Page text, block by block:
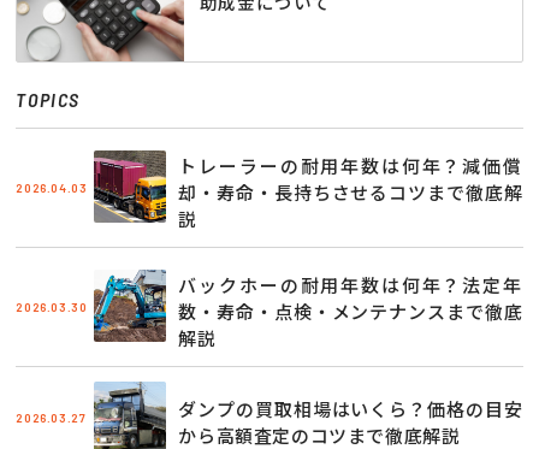
TOPICS
2026.04.03
トレーラーの耐用年数は何年？減価償
却・寿命・長持ちさせるコツまで徹底解
説
2026.03.30
バックホーの耐用年数は何年？法定年
数・寿命・点検・メンテナンスまで徹底
解説
2026.03.27
ダンプの買取相場はいくら？価格の目安
から高額査定のコツまで徹底解説